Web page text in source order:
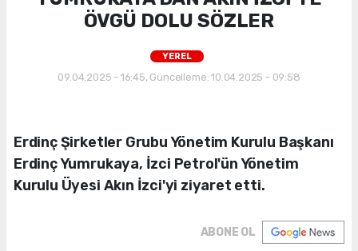
ÖVGÜ DOLU SÖZLER
YEREL
09.04.2025 - 16:45, Güncelleme: 10.04.2025 - 09:58
Erdinç Şirketler Grubu Yönetim Kurulu Başkanı
Erdinç Yumrukaya, İzci Petrol'ün Yönetim
Kurulu Üyesi Akın İzci'yi ziyaret etti.
ABONE OL